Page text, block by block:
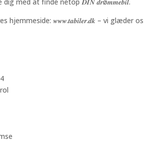
hjemmeside: 𝒘𝒘𝒘.𝒕𝒂𝒃𝒊𝒍𝒆𝒓.𝒅𝒌 – vi glæder os